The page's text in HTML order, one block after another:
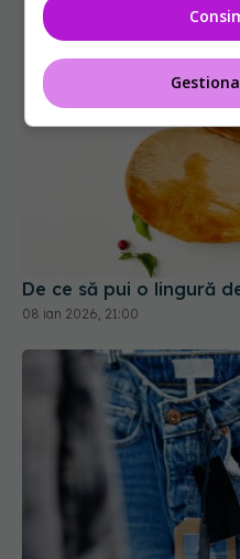
De ce să pui o lingură
08 ian 2026, 21:00
Cum se spală, de fapt,